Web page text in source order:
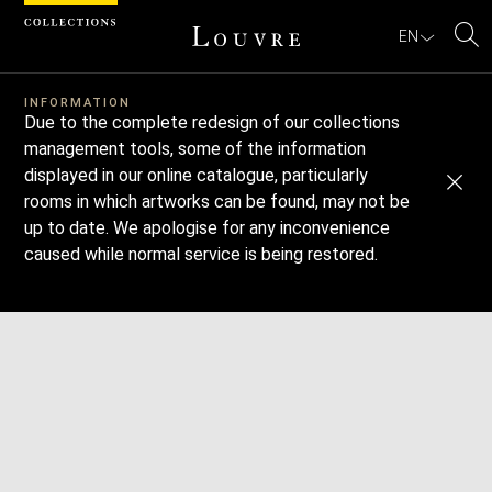
EN
INFORMATION
Due to the complete redesign of our collections
management tools, some of the information
displayed in our online catalogue, particularly
rooms in which artworks can be found, may not be
up to date. We apologise for any inconvenience
caused while normal service is being restored.
Download
Next
Previous
Cookies management panel